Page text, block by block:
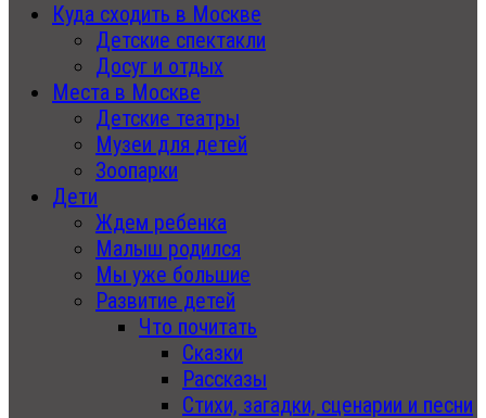
Куда сходить в Москве
Детские спектакли
Досуг и отдых
Места в Москве
Детские театры
Музеи для детей
Зоопарки
Дети
Ждем ребенка
Малыш родился
Мы уже большие
Развитие детей
Что почитать
Сказки
Рассказы
Стихи, загадки, сценарии и песни